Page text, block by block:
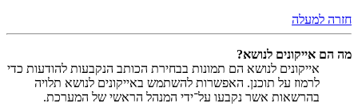
חזרה למעלה
מה הם אייקונים לנושא?
אייקונים לנושא הם תמונות בבחירת הכותב הנקבעות להודעות כדי
לרמוז על תוכנן. האפשרות להשתמש באייקונים לנושא תלויה
בהרשאות אשר נקבעו על־ידי המנהל הראשי של המערכת.